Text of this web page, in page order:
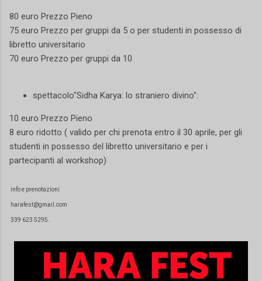
80 euro Prezzo Pieno
75 euro Prezzo per gruppi da 5 o per studenti in possesso di
libretto universitario
70 euro Prezzo per gruppi da 10
spettacolo"Sidha Karya: lo straniero divino":
10 euro Prezzo Pieno
8 euro ridotto ( valido per chi prenota entro il 30 aprile, per gli
studenti in possesso del libretto universitario e per i
partecipanti al workshop)
info e prenotazioni
harafest@gmail.com
339 623 5295.